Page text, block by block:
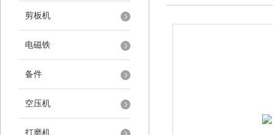
剪板机
电磁铁
备件
空压机
打磨机